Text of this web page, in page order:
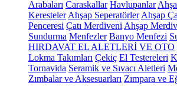
Arabaları Caraskallar Havlupanlar
Keresteler Ahşap Seperatörler Ahşap
Penceresi Çatı Merdiveni Ahşap
Sundurma Menfezler Banyo Menfezi
HIRDAVAT EL ALETLERİ VE OTO
Lokma Takımları Çekiç El Testereleri
Tornavida Seramik ve Sıvacı Aletleri
Zımbalar ve Aksesuarları Zımpara ve